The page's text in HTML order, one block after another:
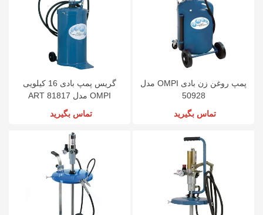
پمپ روغن زن بادی OMPI مدل
50928
تماس بگیرید
گریس پمپ بادی 16 کیلویی
OMPI مدل ART 81817
تماس بگیرید